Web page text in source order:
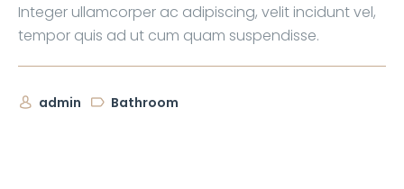
Integer ullamcorper ac adipiscing, velit incidunt vel,
tempor quis ad ut cum quam suspendisse.
admin Bathroom